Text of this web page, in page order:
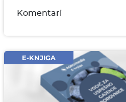
Komentari
Email* obavezno
Komentar* obavezno
E-KNJIGA